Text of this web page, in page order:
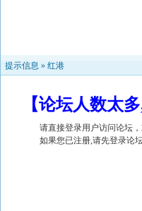
提示信息 » 红港
【论坛人数太
请直接登录用户访问论坛
如果您已注册,请先登录论